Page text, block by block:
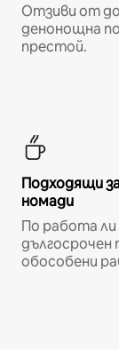
Отзиви от
денонощна
престой.
Подходящи
номади
По работа
дългосрочен
обособени